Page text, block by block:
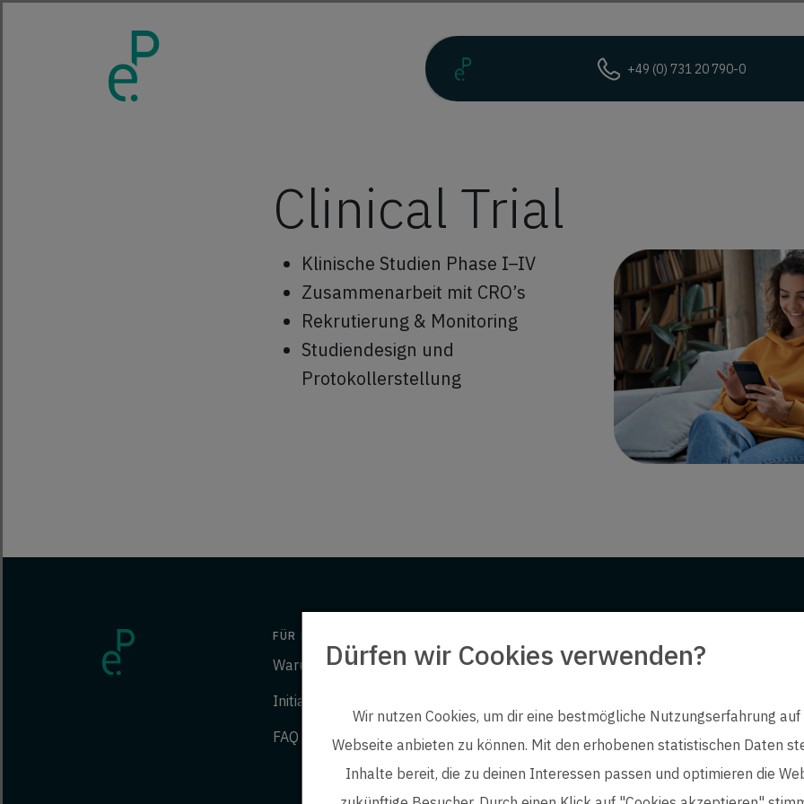
+49 (0) 731 20 790-0
Clinical Trial
Klinische Studien Phase I–IV
Zusammenarbeit mit CRO’s
Rekrutierung & Monitoring
Studiendesign und
Protokollerstellung
FÜR BEWERBER
Warum ep?
Initiativbewerbung
FAQ
Über ep
Downloads
Kontakt
Leistungen
Chemicals
Zur ep group
Dürfen wir Cookies verwenden?
Wir nutzen Cookies, um dir eine bestmögliche Nutzungserfahrung
Webseite anbieten zu können. Mit den erhobenen statistischen Daten
Inhalte bereit, die zu deinen Interessen passen und optimieren die